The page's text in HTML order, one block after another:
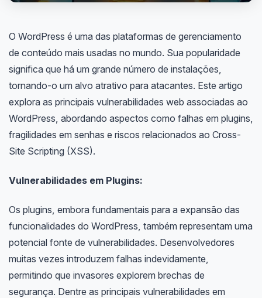
O WordPress é uma das plataformas de gerenciamento
de conteúdo mais usadas no mundo. Sua popularidade
significa que há um grande número de instalações,
tornando-o um alvo atrativo para atacantes. Este artigo
explora as principais vulnerabilidades web associadas ao
WordPress, abordando aspectos como falhas em plugins,
fragilidades em senhas e riscos relacionados ao Cross-
Site Scripting (XSS).
Vulnerabilidades em Plugins:
Os plugins, embora fundamentais para a expansão das
funcionalidades do WordPress, também representam uma
potencial fonte de vulnerabilidades. Desenvolvedores
muitas vezes introduzem falhas indevidamente,
permitindo que invasores explorem brechas de
segurança. Dentre as principais vulnerabilidades em